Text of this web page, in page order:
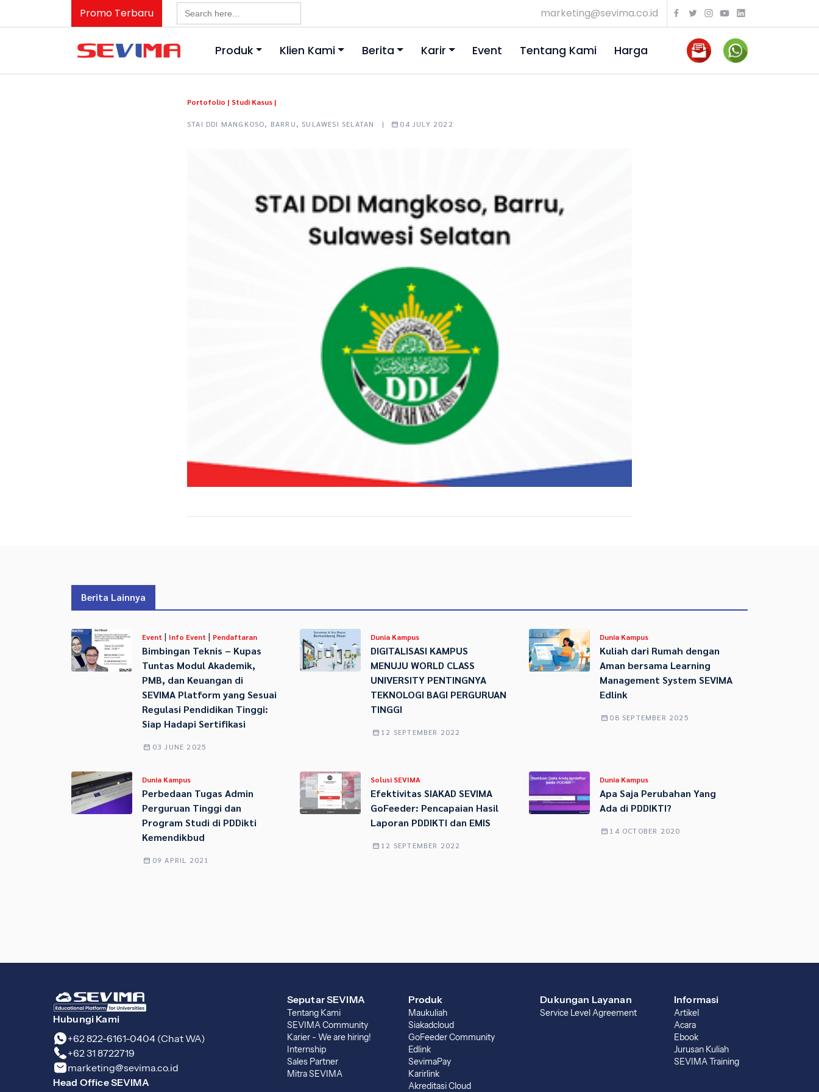
Promo Terbaru Search
for: marketing@sevima.co.id
Produk Klien Kami Berita Karir Event Tentang Kami Harga
Portofolio | Studi Kasus |
STAI DDI MANGKOSO, BARRU, SULAWESI SELATAN | 04 JULY 2022
Berita Lainnya
Event | Info Event | Pendaftaran
Bimbingan Teknis – Kupas
Tuntas Modul Akademik,
PMB, dan Keuangan di
SEVIMA Platform yang Sesuai
Regulasi Pendidikan Tinggi:
Siap Hadapi Sertifikasi
03 JUNE 2025
Dunia Kampus
DIGITALISASI KAMPUS
MENUJU WORLD CLASS
UNIVERSITY PENTINGNYA
TEKNOLOGI BAGI PERGURUAN
TINGGI
12 SEPTEMBER 2022
Dunia Kampus
Kuliah dari Rumah dengan
Aman bersama Learning
Management System SEVIMA
Edlink
08 SEPTEMBER 2025
Dunia Kampus
Perbedaan Tugas Admin
Perguruan Tinggi dan
Program Studi di PDDikti
Kemendikbud
09 APRIL 2021
Solusi SEVIMA
Efektivitas SIAKAD SEVIMA
GoFeeder: Pencapaian Hasil
Laporan PDDIKTI dan EMIS
12 SEPTEMBER 2022
Dunia Kampus
Apa Saja Perubahan Yang
Ada di PDDIKTI?
14 OCTOBER 2020
Hubungi Kami
+62 822-6161-0404 (Chat WA)
+62 31 8722719
marketing@sevima.co.id
Head Office SEVIMA
Seputar SEVIMA
Tentang Kami
SEVIMA Community
Karier - We are hiring!
Internship
Sales Partner
Mitra SEVIMA
Produk
Maukuliah
Siakadcloud
GoFeeder Community
Edlink
SevimaPay
Karirlink
Akreditasi Cloud
Dukungan Layanan
Service Level Agreement
Informasi
Artikel
Acara
Ebook
Jurusan Kuliah
SEVIMA Training